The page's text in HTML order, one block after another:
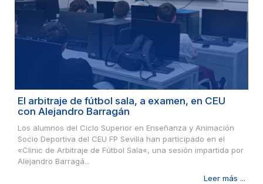
El arbitraje de fútbol sala, a examen, en CEU
con Alejandro Barragán
Los alumnos del Ciclo Superior en Enseñanza y Animación
Socio Deportiva del CEU FP Sevilla han participado en el
«Clinic de Arbitraje de Fútbol Sala«, una sesión impartida por
Alejandro Barragá...
Leer más ...